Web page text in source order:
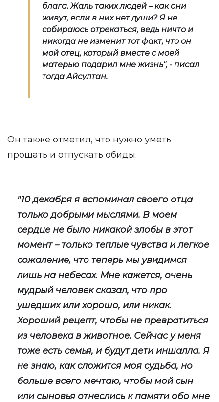
блага. Жаль таких людей – как они
живут, если в них нет души? Я не
собираюсь отрекаться, ведь ничто и
никогда не изменит тот факт, что он
мой отец, который вместе с моей
матерью подарил мне жизнь", - писал
тогда Айсултан.
Он также отметил, что нужно уметь
прощать и отпускать обиды.
"10 декабря я вспоминал своего отца
только добрыми мыслями. В моем
сердце не было никакой злобы в этот
момент – только теплые чувства и легкое
сожаление, что теперь мы увидимся
лишь на небесах. Мне кажется, очень
мудрый человек сказал, что про
ушедших или хорошо, или никак.
Хороший рецепт, чтобы не превратиться
из человека в животное. Сейчас у меня
тоже есть семья, и будут дети иншалла. Я
не знаю, как сложится моя судьба, но
больше всего мечтаю, чтобы мой сын
или сыновья отнеслись к памяти обо мне